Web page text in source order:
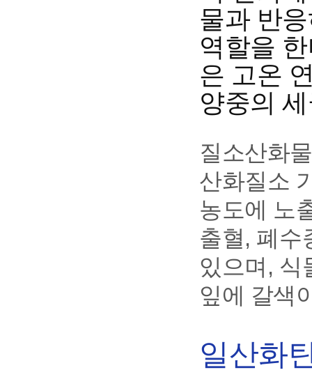
물과 반
역할을
은 고온
양중의
질소산화
산화질소
농도에 노
출혈, 폐수
있으며, 식
잎에 갈색
일산화